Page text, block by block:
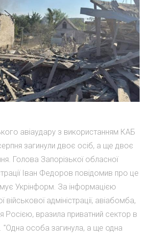
авіаудару з використанням КАБ
загинули двоє осіб, а ще двоє
Голова Запорізької обласної
Іван Федоров повідомив про це
Укрінформ. За інформацією
військової адміністрації, авіабомба,
Росією, вразила приватний сектор в
"Одна особа загинула, а ще одна